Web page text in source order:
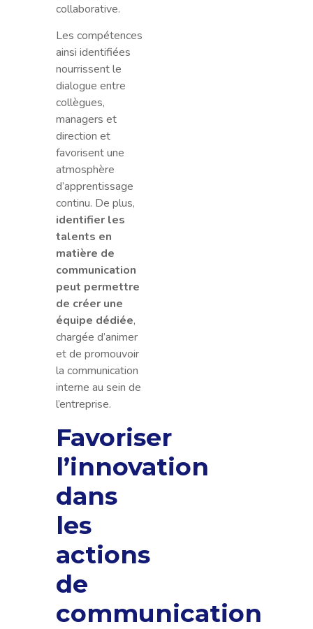
collaborative.
Les compétences
ainsi identifiées
nourrissent le
dialogue entre
collègues,
managers et
direction et
favorisent une
atmosphère
d’apprentissage
continu. De plus,
identifier les
talents en
matière de
communication
peut permettre
de créer une
équipe dédiée,
chargée d’animer
et de promouvoir
la communication
interne au sein de
l’entreprise.
Favoriser
l’innovation
dans
les
actions
de
communication